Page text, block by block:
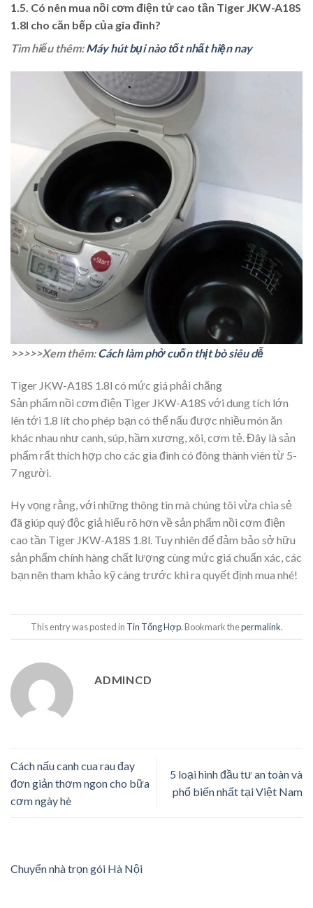
1.5. Có nên mua nồi cơm điện tử cao tần Tiger JKW-A18S
1.8l cho căn bếp của gia đình?
Tìm hiểu thêm:Máy hút bụi nào tốt nhất hiện nay
>>>>>Xem thêm:Cách làm phở cuốn thịt bò siêu dễ
Tiger JKW-A18S 1.8l có mức giá phải chăng
Sản phẩm nồi cơm điện Tiger JKW-A18S với dung tích lớn
lên tới 1.8 lít cho phép bạn có thể nấu được nhiều món ăn
khác nhau như canh, súp, hầm xương, xôi, cơm tẻ. Đây là sản
phẩm rất thích hợp cho các gia đình có đông thành viên từ 5-
7 người.
Hy vọng rằng, với những thông tin mà chúng tôi vừa chia sẻ
đã giúp quý độc giả hiểu rõ hơn về sản phẩm nồi cơm điện
cao tần Tiger JKW-A18S 1.8l. Tuy nhiên để đảm bảo sở hữu
sản phẩm chính hàng chất lượng cùng mức giá chuẩn xác, các
bạn nên tham khảo kỹ càng trước khi ra quyết định mua nhé!
This entry was posted in Tin Tổng Hợp. Bookmark thepermalink.
ADMINCD
Cách nấu canh cua rau đay
đơn giản thơm ngon cho bữa
cơm ngày hè
5 loại hình đầu tư an toàn và
phổ biến nhất tại Việt Nam
Chuyển nhà trọn gói Hà Nội